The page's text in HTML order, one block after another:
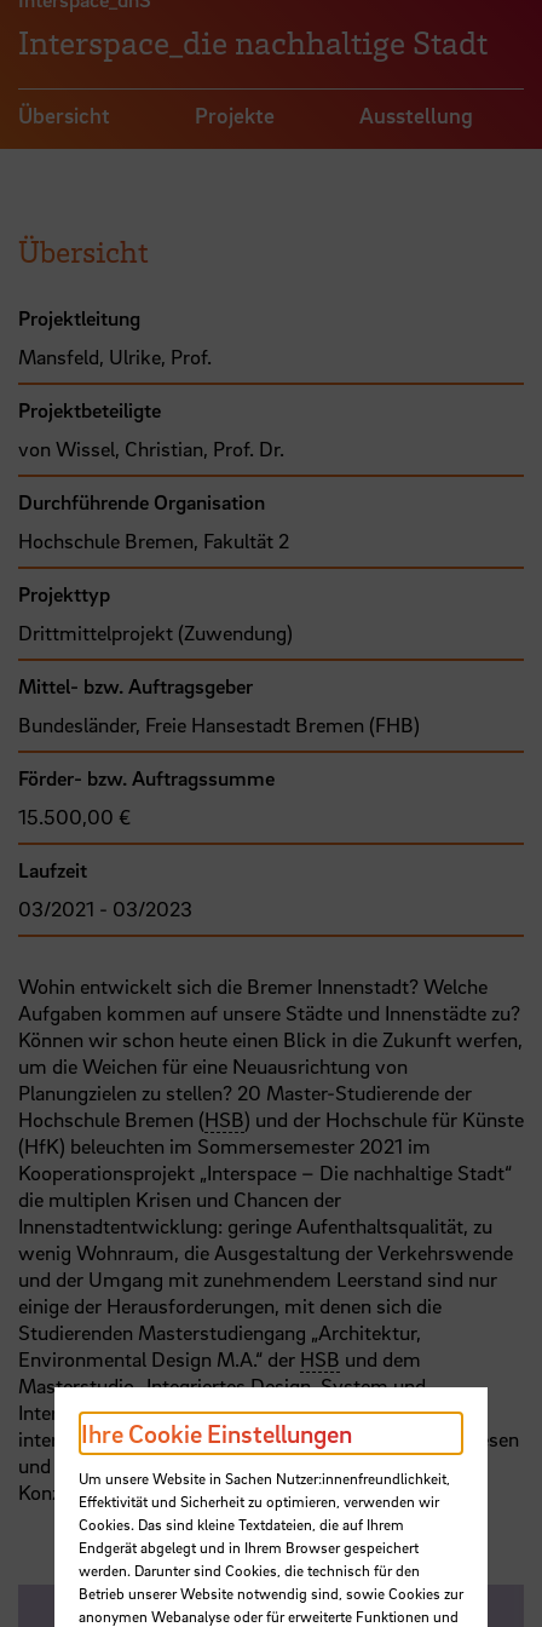
Interspace_die nachhaltige Stadt
Übersicht Projekte Ausstellung
Übersicht
Projektleitung
Mansfeld, Ulrike, Prof.
Projektbeteiligte
von Wissel, Christian, Prof. Dr.
Durchführende Organisation
Hochschule Bremen, Fakultät 2
Projekttyp
Drittmittelprojekt (Zuwendung)
Mittel- bzw. Auftragsgeber
Bundesländer, Freie Hansestadt Bremen (FHB)
Förder- bzw. Auftragssumme
15.500,00 €
Laufzeit
03/2021 - 03/2023
Wohin entwickelt sich die Bremer Innenstadt? Welche
Aufgaben kommen auf unsere Städte und Innenstädte zu?
Können wir schon heute einen Blick in die Zukunft werfen,
um die Weichen für eine Neuausrichtung von
Planungzielen zu stellen? 20 Master-Studierende der
Hochschule Bremen (HSB) und der Hochschule für Künste
(HfK) beleuchten im Sommersemester 2021 im
Kooperationsprojekt „Interspace – Die nachhaltige Stadt“
die multiplen Krisen und Chancen der
Innenstadtentwicklung: geringe Aufenthaltsqualität, zu
wenig Wohnraum, die Ausgestaltung der Verkehrswende
und der Umgang mit zunehmendem Leerstand sind nur
einige der Herausforderungen, mit denen sich die
Studierenden Masterstudiengang „Architektur,
Environmental Design M.A.“ der HSB und dem
Masterstudio „Integriertes Design, System und
Interaktion“ der HfK kritisch ausneinandersetzten. In
interdisziplinären Teams haben die Studierenden zu diesen
und weiteren Fragen konkrete Visionen und
Konzeptvorschläge entwickelt.
Ihre Cookie Einstellungen
Um unsere Website in Sachen Nutzer:innenfreundlichkeit,
Effektivität und Sicherheit zu optimieren, verwenden wir
Cookies. Das sind kleine Textdateien, die auf Ihrem
Endgerät abgelegt und in Ihrem Browser gespeichert
werden. Darunter sind Cookies, die technisch für den
Betrieb unserer Website notwendig sind, sowie Cookies zur
anonymen Webanalyse oder für erweiterte Funktionen und